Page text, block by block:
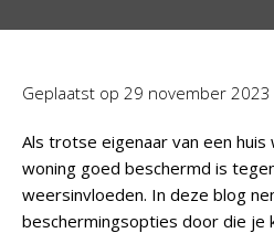
Geplaatst op 29 november 2023
Als trotse eigenaar van een huis
woning goed beschermd is
weersinvloeden. In deze blog
beschermingsopties door die je